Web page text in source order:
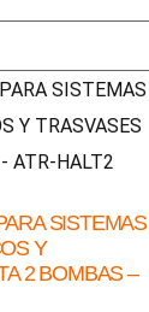
SISTEMAS
Y
2 BOMBAS –